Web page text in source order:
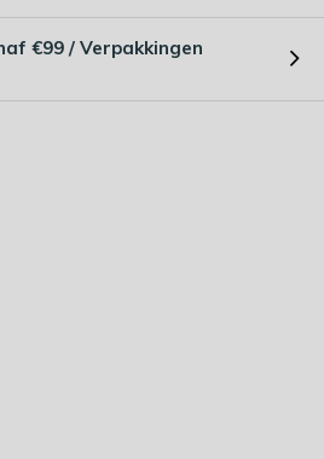
€99 / Verpakkingen